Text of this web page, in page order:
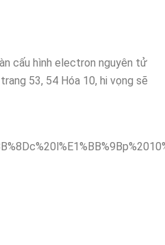
cấu hình electron nguyên tử
53, 54 Hóa 10, hi vọng sẽ